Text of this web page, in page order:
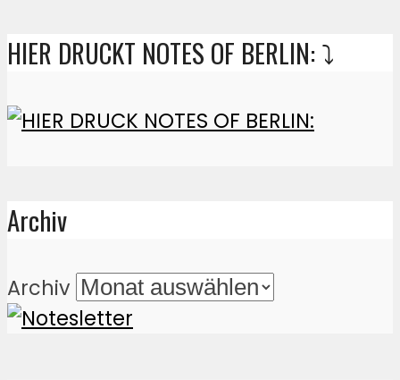
HIER DRUCKT NOTES OF BERLIN: ⤵️
Archiv
Archiv